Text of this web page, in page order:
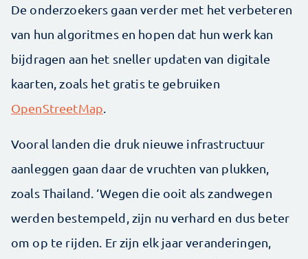
De onderzoekers gaan verder met het verbeteren
van hun algoritmes en hopen dat hun werk kan
bijdragen aan het sneller updaten van digitale
kaarten, zoals het gratis te gebruiken
OpenStreetMap.
Vooral landen die druk nieuwe infrastructuur
aanleggen gaan daar de vruchten van plukken,
zoals Thailand. ‘Wegen die ooit als zandwegen
werden bestempeld, zijn nu verhard en dus beter
om op te rijden. Er zijn elk jaar veranderingen,